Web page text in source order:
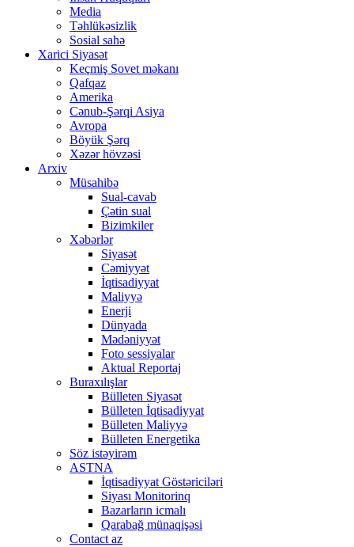
Media
Təhlükəsizlik
Sosial sahə
Xarici Siyasət
Keçmiş Sovet məkanı
Qafqaz
Amerika
Cənub-Şərqi Asiya
Avropa
Böyük Şərq
Xəzər hövzəsi
Arxiv
Müsahibə
Sual-cavab
Çətin sual
Bizimkiler
Xəbərlər
Siyasət
Cəmiyyət
İqtisadiyyat
Maliyyə
Enerji
Dünyada
Mədəniyyət
Foto sessiyalar
Aktual Reportaj
Buraxılışlar
Bülleten Siyasət
Bülleten İqtisadiyyat
Bülleten Maliyyə
Bülleten Energetika
Söz istəyirəm
ASTNA
İqtisadiyyat Göstəriciləri
Siyası Monitorinq
Bazarların icmalı
Qarabağ münaqişəsi
Contact az